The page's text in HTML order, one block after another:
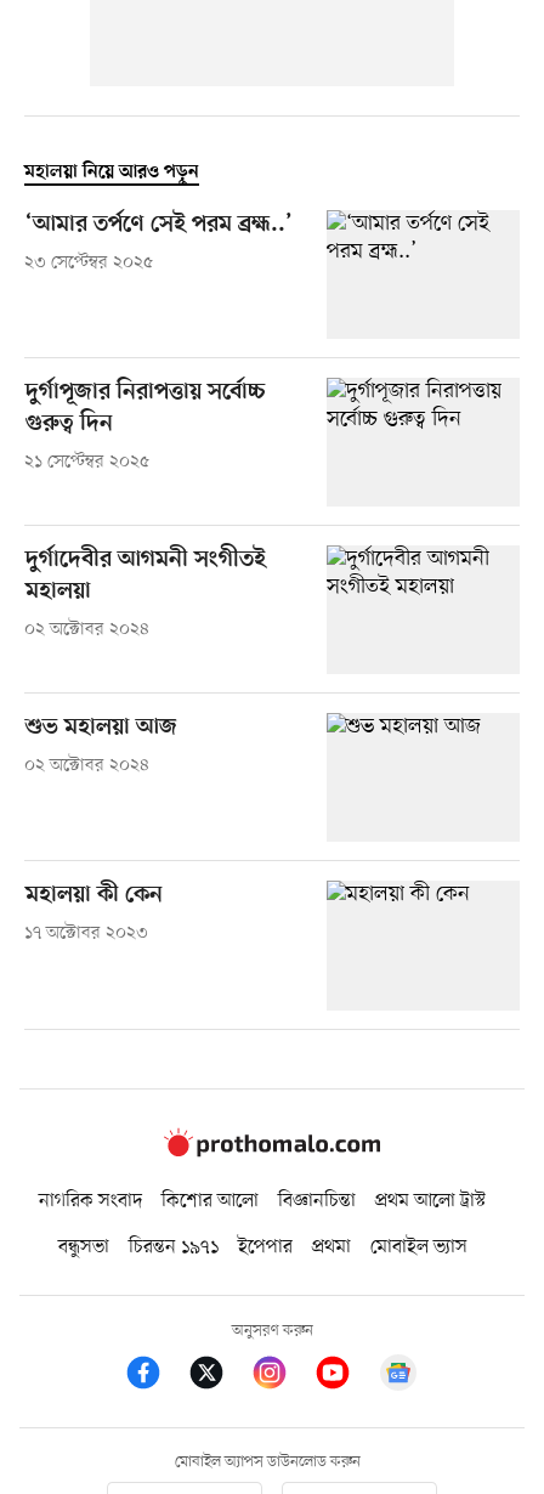
মহালয়া নিয়ে আরও পড়ুন
‘আমার তর্পণে সেই পরম ব্রহ্ম..’
২৩ সেপ্টেম্বর ২০২৫
দুর্গাপূজার নিরাপত্তায় সর্বোচ্চ
গুরুত্ব দিন
২১ সেপ্টেম্বর ২০২৫
দুর্গাদেবীর আগমনী সংগীতই
মহালয়া
০২ অক্টোবর ২০২৪
শুভ মহালয়া আজ
০২ অক্টোবর ২০২৪
মহালয়া কী কেন
১৭ অক্টোবর ২০২৩
নাগরিক সংবাদ কিশোর আলো বিজ্ঞানচিন্তা
প্রথম আলো ট্রাস্ট
বন্ধুসভা
চিরন্তন ১৯৭১ ইপেপার প্রথমা মোবাইল ভ্যাস
অনুসরণ করুন
মোবাইল অ্যাপস ডাউনলোড করুন